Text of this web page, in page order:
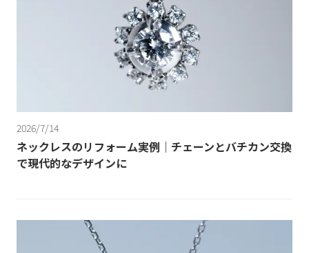
2026/7/14
ネックレスのリフォーム実例｜チェーンとバチカン交換
で現代的なデザインに